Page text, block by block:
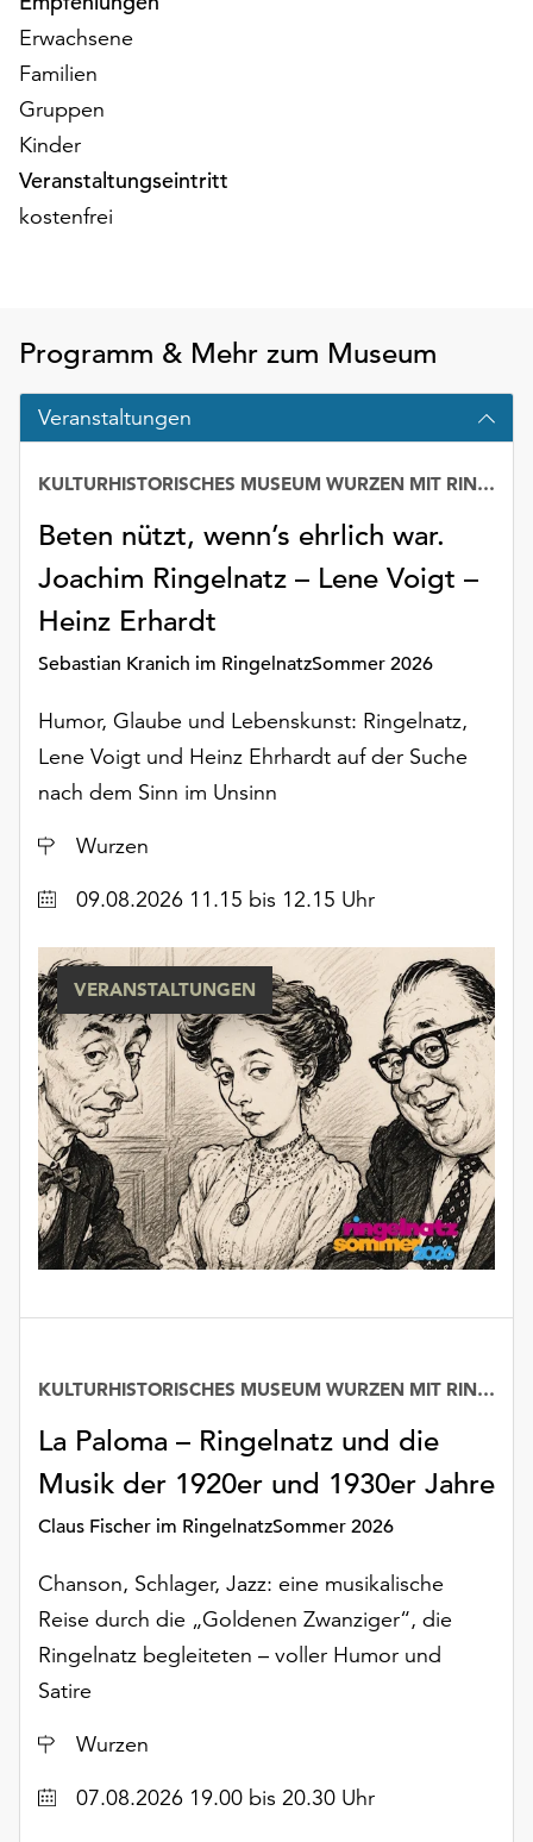
Cookies
werden
auch
ohne
Ihr
Einverständnis
weiterhin
ausgeführt.
verwendeten
Cookies
anpassen,
erreichen
Sie
die
über
Schaltfläche
„Auswählen“.
Weitere
finden
Sie
unserer
oder
Impressum
Erwachsene
Familien
Gruppen
Kinder
Veranstaltungseintritt
kostenfrei
Programm & Mehr zum Museum
Veranstaltungen
Beten nützt, wenn’s ehrlich war.
Joachim Ringelnatz – Lene Voigt –
Heinz Erhardt
Sebastian Kranich im RingelnatzSommer 2026
KULTURHISTORISCHES MUSEUM WURZEN MIT RINGELNATZ-SAMMLUNG
Humor, Glaube und Lebenskunst: Ringelnatz,
Lene Voigt und Heinz Ehrhardt auf der Suche
nach dem Sinn im Unsinn
Ort
Wurzen
Datum09.08.2026 11.15 bis 12.15 Uhr
VERANSTALTUNGEN
La Paloma – Ringelnatz und die
Musik der 1920er und 1930er Jahre
Claus Fischer im RingelnatzSommer 2026
KULTURHISTORISCHES MUSEUM WURZEN MIT RINGELNATZ-SAMMLUNG
Chanson, Schlager, Jazz: eine musikalische
Reise durch die „Goldenen Zwanziger“, die
Ringelnatz begleiteten – voller Humor und
Satire
Ort
Wurzen
Datum07.08.2026 19.00 bis 20.30 Uhr